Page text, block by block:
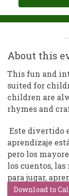
About this
This fun and
suited for
children are
rhymes and
Este divertido
aprendizaje
pero los
los cuentos,
para jugar,
Download to